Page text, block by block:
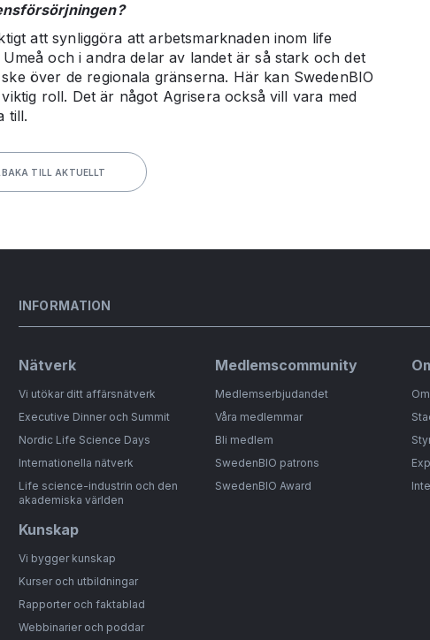
att synliggöra att arbetsmarknaden inom life
Umeå och i andra delar av landet är så stark och det
över de regionala gränserna. Här kan SwedenBIO
roll. Det är något Agrisera också vill vara med
till.
TILL AKTUELLT
INFORMATION
Nätverk
Vi utökar ditt affärsnätverk
Executive Dinner och Summit
Nordic Life Science Days
Internationella nätverk
Life science-industrin och den
akademiska världen
Kunskap
Vi bygger kunskap
Kurser och utbildningar
Rapporter och faktablad
Webbinarier och poddar
Medlemscommunity
Medlemserbjudandet
Våra medlemmar
Bli medlem
SwedenBIO patrons
SwedenBIO Award